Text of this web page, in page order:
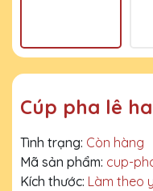
Cúp pha lê
Tình trạng: Còn hàng
Mã sản phẩm: cup-
Kích thước: Làm theo